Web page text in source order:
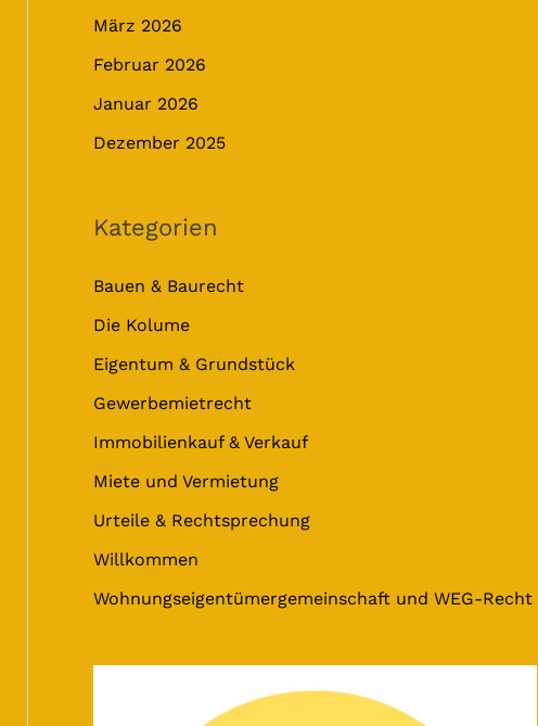
März 2026
Februar 2026
Januar 2026
Dezember 2025
Kategorien
Bauen & Baurecht
Die Kolume
Eigentum & Grundstück
Gewerbemietrecht
Immobilienkauf & Verkauf
Miete und Vermietung
Urteile & Rechtsprechung
Willkommen
Wohnungseigentümergemeinschaft und WEG-Recht